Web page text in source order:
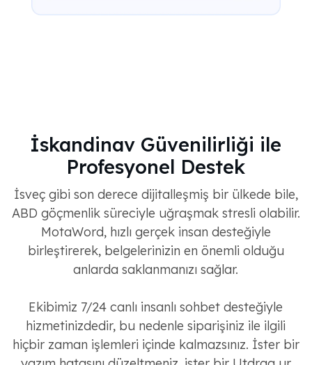
İskandinav Güvenilirliği ile
Profesyonel Destek
İsveç gibi son derece dijitalleşmiş bir ülkede bile,
ABD göçmenlik süreciyle uğraşmak stresli olabilir.
MotaWord, hızlı gerçek insan desteğiyle
birleştirerek, belgelerinizin en önemli olduğu
anlarda saklanmanızı sağlar.
Ekibimiz 7/24 canlı insanlı sohbet desteğiyle
hizmetinizdedir, bu nedenle siparişiniz ile ilgili
hiçbir zaman işlemleri içinde kalmazsınız. İster bir